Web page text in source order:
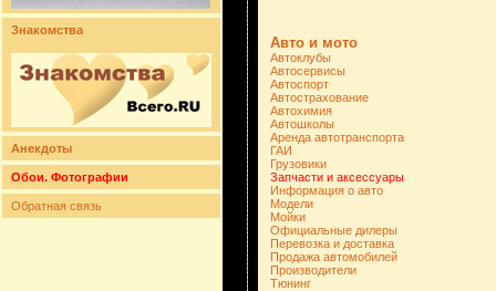
Знакомства
Анекдоты
Обои. Фотографии
Обратная связь
Авто и мото
Автоклубы
Автосервисы
Автоспорт
Автострахование
Автохимия
Автошколы
Аренда автотранспорта
ГАИ
Грузовики
Запчасти и аксессуары
Информация о авто
Модели
Мойки
Официальные дилеры
Перевозка и доставка
Продажа автомобилей
Производители
Тюнинг